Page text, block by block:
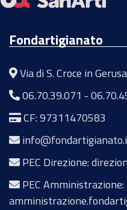
Fondartigianato
Via di S. Croce in
06.70.39.071 -
CF: 97311470583
PEC Direzione:
PEC Amministrazione: